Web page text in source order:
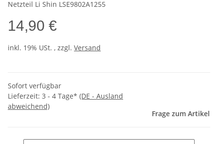
Netzteil Li Shin LSE9802A1255
14,90 €
inkl. 19% USt. , zzgl. Versand
Sofort verfügbar
Lieferzeit: 3 - 4 Tage* (DE - Ausland
abweichend)
Frage zum Artikel